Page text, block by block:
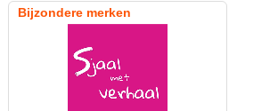
Bijzondere merken